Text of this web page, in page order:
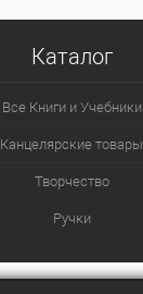
Каталог
Все Книги и Учебники
Канцелярские товары
Творчество
Ручки